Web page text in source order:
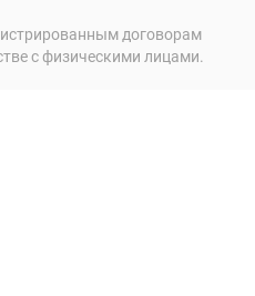
договорам
с физическими лицами.